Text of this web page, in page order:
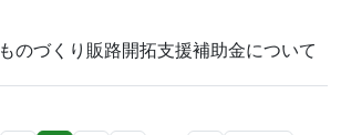
ものづくり販路開拓支援補助金について